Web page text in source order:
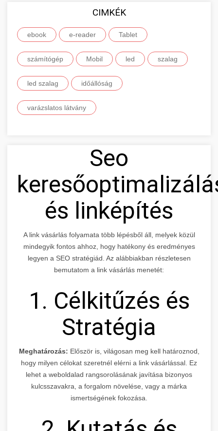
CIMKÉK
ebook e-reader Tablet
számítógép Mobil led szalag
led szalag időállóság
varázslatos látvány
Seo
és linképítés
A link vásárlás folyamata több lépésből áll, melyek közül
mindegyik fontos ahhoz, hogy hatékony és eredményes
legyen a SEO stratégiád. Az alábbiakban részletesen
bemutatom a link vásárlás menetét:
1. Célkitűzés és
Stratégia
Meghatározás: Először is, világosan meg kell határoznod,
hogy milyen célokat szeretnél elérni a link vásárlással. Ez
lehet a weboldalad rangsorolásának javítása bizonyos
kulcsszavakra, a forgalom növelése, vagy a márka
ismertségének fokozása.